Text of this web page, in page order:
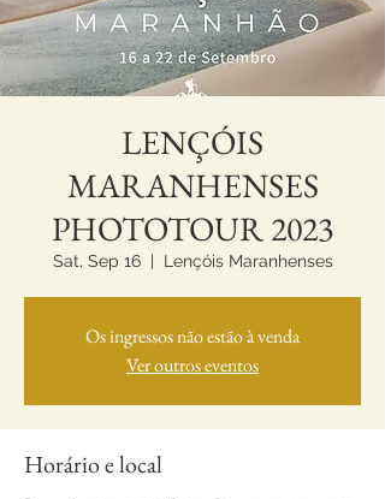
LENÇÓIS
MARANHENSES
PHOTOTOUR 2023
Sat, Sep 16
  |
Lençóis Maranhenses
Os ingressos não estão à venda
Ver outros eventos
Horário e local